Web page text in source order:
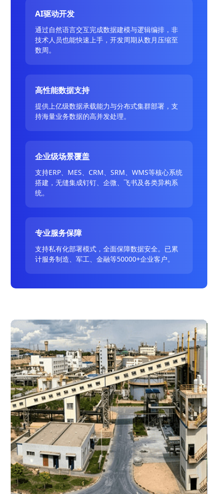
AI驱动开发
通过自然语言交互完成数据建模与逻辑编排，非
技术人员也能快速上手，开发周期从数月压缩至
数周。
高性能数据支持
提供上亿级数据承载能力与分布式集群部署，支
持海量业务数据的高并发处理。
企业级场景覆盖
支持ERP、MES、CRM、SRM、WMS等核心系统
搭建，无缝集成钉钉、企微、飞书及各类异构系
统。
专业服务保障
支持私有化部署模式，全面保障数据安全。已累
计服务制造、军工、金融等50000+企业客户。